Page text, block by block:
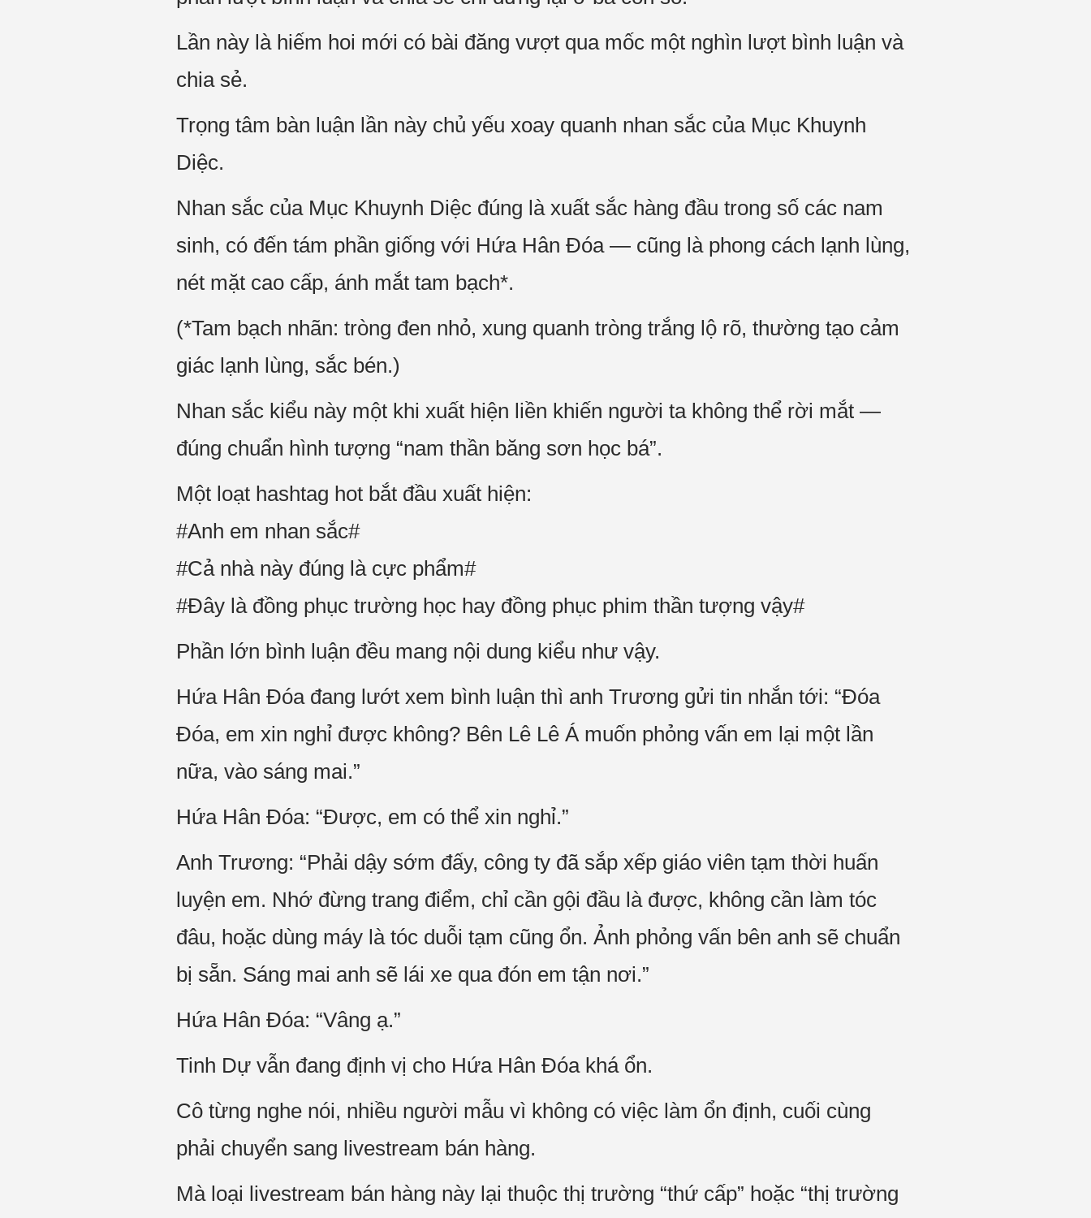
Lần này là hiếm hoi mới có bài đăng vượt qua mốc một nghìn lượt bình luận và
chia sẻ.
Trọng tâm bàn luận lần này chủ yếu xoay quanh nhan sắc của Mục Khuynh
Diệc.
Nhan sắc của Mục Khuynh Diệc đúng là xuất sắc hàng đầu trong số các nam
sinh, có đến tám phần giống với Hứa Hân Đóa — cũng là phong cách lạnh lùng,
nét mặt cao cấp, ánh mắt tam bạch*.
(*Tam bạch nhãn: tròng đen nhỏ, xung quanh tròng trắng lộ rõ, thường tạo cảm
giác lạnh lùng, sắc bén.)
Nhan sắc kiểu này một khi xuất hiện liền khiến người ta không thể rời mắt —
đúng chuẩn hình tượng “nam thần băng sơn học bá”.
Một loạt hashtag hot bắt đầu xuất hiện:
#Anh em nhan sắc#
#Cả nhà này đúng là cực phẩm#
#Đây là đồng phục trường học hay đồng phục phim thần tượng vậy#
Phần lớn bình luận đều mang nội dung kiểu như vậy.
Hứa Hân Đóa đang lướt xem bình luận thì anh Trương gửi tin nhắn tới: “Đóa
Đóa, em xin nghỉ được không? Bên Lê Lê Á muốn phỏng vấn em lại một lần
nữa, vào sáng mai.”
Hứa Hân Đóa: “Được, em có thể xin nghỉ.”
Anh Trương: “Phải dậy sớm đấy, công ty đã sắp xếp giáo viên tạm thời huấn
luyện em. Nhớ đừng trang điểm, chỉ cần gội đầu là được, không cần làm tóc
đâu, hoặc dùng máy là tóc duỗi tạm cũng ổn. Ảnh phỏng vấn bên anh sẽ chuẩn
bị sẵn. Sáng mai anh sẽ lái xe qua đón em tận nơi.”
Hứa Hân Đóa: “Vâng ạ.”
Tinh Dự vẫn đang định vị cho Hứa Hân Đóa khá ổn.
Cô từng nghe nói, nhiều người mẫu vì không có việc làm ổn định, cuối cùng
phải chuyển sang livestream bán hàng.
Mà loại livestream bán hàng này lại thuộc thị trường “thứ cấp” hoặc “thị trường